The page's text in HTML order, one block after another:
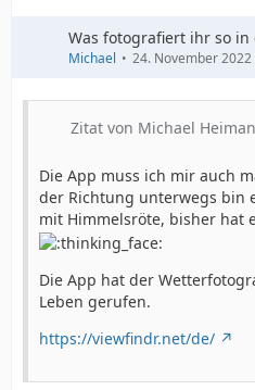
Was fotografiert ihr so in
Michael 24. November
Zitat von Michael
Die App muss ich mir auch
der Richtung unterwegs bin
mit Himmelsröte, bisher hat
Die App hat der
Leben gerufen.
https://viewfindr.net/de/